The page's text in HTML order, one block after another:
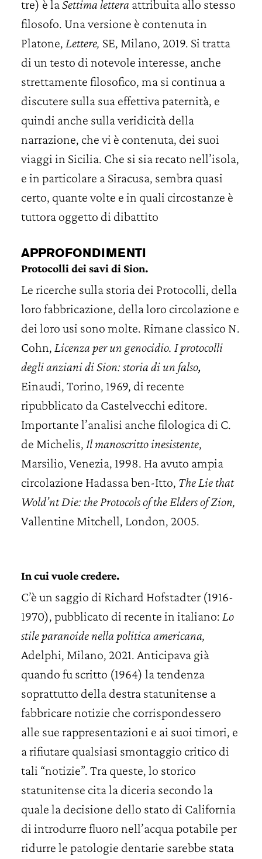
tre) è laSettima lettera attribuita allo stesso
filosofo. Una versione è contenuta in
Platone, Lettere, SE, Milano, 2019. Si tratta
di un testo di notevole interesse, anche
strettamente filosofico, ma si continua a
discutere sulla sua effettiva paternità, e
quindi anche sulla veridicità della
narrazione, che vi è contenuta, dei suoi
viaggi in Sicilia. Che si sia recato nell’isola,
e in particolare a Siracusa, sembra quasi
certo, quante volte e in quali circostanze è
tuttora oggetto di dibattito
APPROFONDIMENTI
Protocolli dei savi di Sion.
Le ricerche sulla storia dei Protocolli, della
loro fabbricazione, della loro circolazione e
dei loro usi sono molte. Rimane classico N.
Cohn, Licenza per un genocidio. I protocolli
degli anziani di Sion: storia di un falso,
Einaudi, Torino, 1969, di recente
ripubblicato da Castelvecchi editore.
Importante l’analisi anche filologica di C.
de Michelis, Il manoscritto inesistente,
Marsilio, Venezia, 1998. Ha avuto ampia
circolazione Hadassa ben-Itto, The Lie that
Wold’nt Die: the Protocols of the Elders of Zion,
Vallentine Mitchell, London, 2005.
In cui vuole credere.
C’è un saggio di Richard Hofstadter (1916-
1970), pubblicato di recente in italiano: Lo
stile paranoide nella politica americana,
Adelphi, Milano, 2021. Anticipava già
quando fu scritto (1964) la tendenza
soprattutto della destra statunitense a
fabbricare notizie che corrispondessero
alle sue rappresentazioni e ai suoi timori, e
a rifiutare qualsiasi smontaggio critico di
tali “notizie”. Tra queste, lo storico
statunitense cita la diceria secondo la
quale la decisione dello stato di California
di introdurre fluoro nell’acqua potabile per
ridurre le patologie dentarie sarebbe stata